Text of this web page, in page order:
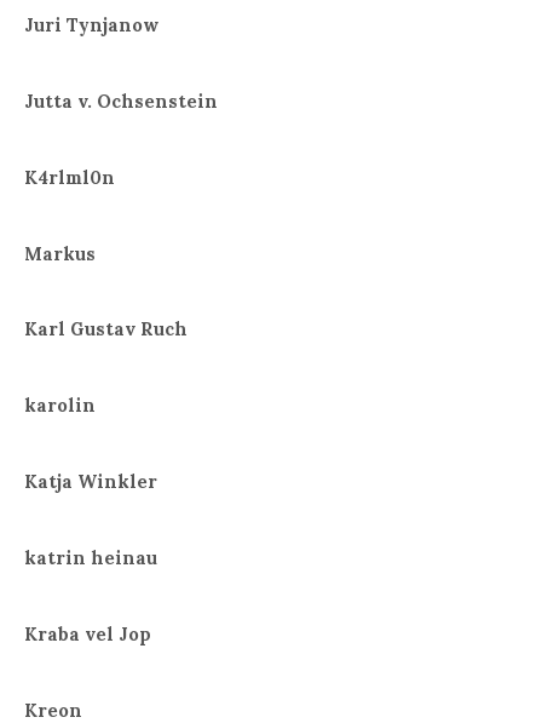
Juri Tynjanow
Jutta v. Ochsenstein
K4rlml0n
Markus
Karl Gustav Ruch
karolin
Katja Winkler
katrin heinau
Kraba vel Jop
Kreon